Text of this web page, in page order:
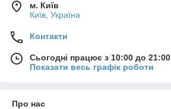
м. Київ
Київ, Україна
Контакти
Сьогодні працює з 10:00 до 21:00
Показати весь графік роботи
Про нас